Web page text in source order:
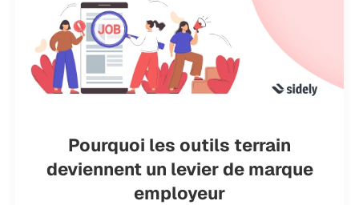
Pourquoi les outils terrain
deviennent un levier de marque
employeur